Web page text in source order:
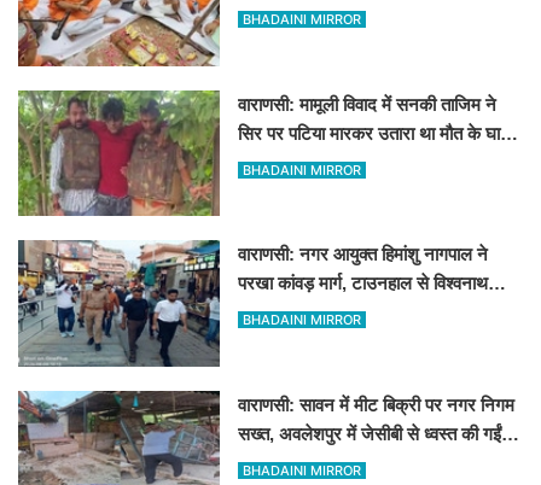
'हर-हर महादेव' का उद्घोष
BHADAINI MIRROR
वाराणसी: मामूली विवाद में सनकी ताजिम ने
सिर पर पटिया मारकर उतारा था मौत के घाट,
पत्नी रहती है मायके, जानें पूरा घटनाक्रम
BHADAINI MIRROR
वाराणसी: नगर आयुक्त हिमांशु नागपाल ने
परखा कांवड़ मार्ग, टाउनहाल से विश्वनाथ
मंदिर तक किया पैदल और गोल्फ कार्ट से
BHADAINI MIRROR
वाराणसी: सावन में मीट बिक्री पर नगर निगम
सख्त, अवलेशपुर में जेसीबी से ध्वस्त की गईं
12 दुकानें
BHADAINI MIRROR